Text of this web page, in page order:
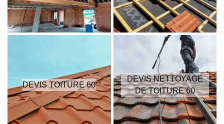
DEVIS TOITURE 60
DEVIS NETTOYAGE
DE TOITURE 60